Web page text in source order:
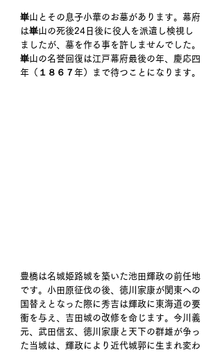
崋山とその息子小華のお墓があります。幕府
は崋山の死後24日後に役人を派遣し検視し
ましたが、墓を作る事を許しませんでした。
崋山の名誉回復は江戸幕府最後の年、慶応四
年（１８６７年）まで待つことになります。
豊橋は名城姫路城を築いた池田輝政の前任地
です。小田原征伐の後、徳川家康が関東への
国替えとなった際に秀吉は輝政に東海道の要
衝を与え、吉田城の改修を命じます。今川義
元、武田信玄、徳川家康と天下の群雄が争っ
た当城は、輝政により近代城郭に生まれ変わ